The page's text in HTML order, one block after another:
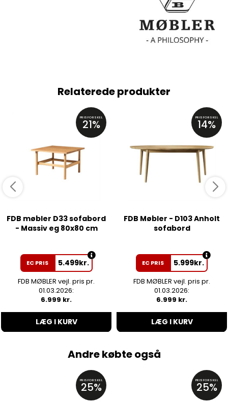
Relaterede produkter
PRISFORSKEL
21%
FDB møbler D33 sofabord
- Massiv eg 80x80 cm
EC PRIS 5.499kr.
FDB MØBLER vejl. pris pr.
01.03.2026:
6.999 kr.
LÆG I KURV
PRISFORSKEL
14%
FDB Møbler - D103 Anholt
sofabord
EC PRIS 5.999kr.
FDB MØBLER vejl. pris pr.
01.03.2026:
6.999 kr.
LÆG I KURV
Andre købte også
PRISFORSKEL
25% PRISFORSKEL
25%